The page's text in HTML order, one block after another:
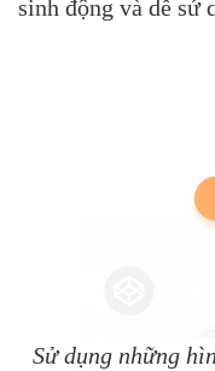
sinh động và dễ sử
Sử dụng những